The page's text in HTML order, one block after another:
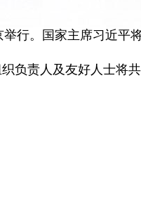
。国家主席习近平
负责人及友好人士将共